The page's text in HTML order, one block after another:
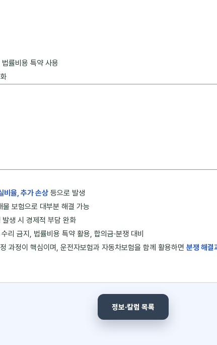
률비용 특약 사용
비율, 추가 손상 등으로 발생
물 보험으로 대부분 해결 가능
생 시 경제적 부담 완화
리 금지, 법률비용 특약 활용, 합의금·분쟁 대비
과정이 핵심이며, 운전자보험과 자동차보험을 함께 활용하면 분쟁 해결
정보·칼럼 목록